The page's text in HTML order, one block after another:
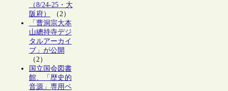
（8/24-25・大
阪府）
（2）
「曹洞宗大本
山總持寺デジ
タルアーカイ
ブ」が公開
（2）
国立国会図書
館、「歴史的
音源」専用ペ